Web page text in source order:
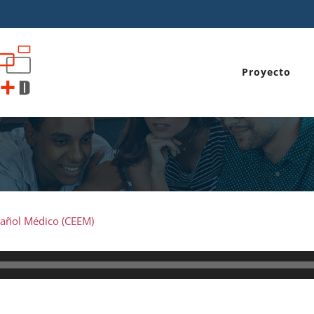
Proyecto
Médico (CEEM)